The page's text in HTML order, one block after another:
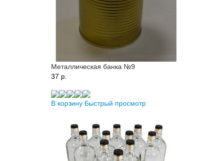
Металлическая банка №9
37 p.
В корзину Быстрый просмотр